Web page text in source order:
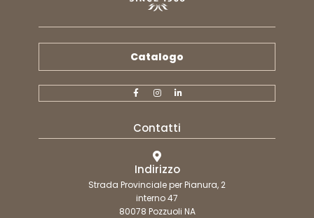
Catalogo
Contatti
Indirizzo
Strada Provinciale per Pianura, 2
interno 47
80078 Pozzuoli NA